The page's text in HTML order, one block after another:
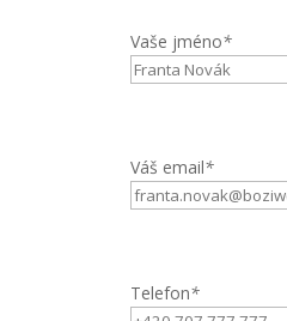
Vaše jméno*
Váš email*
Telefon*